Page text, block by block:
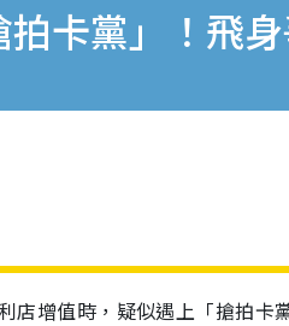
卡黨」！飛
店增值時，疑似遇上「搶拍卡